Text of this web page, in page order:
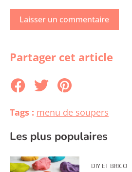
Partager cet article
Tags : menu de soupers
Les plus populaires
DIY ET BRICO